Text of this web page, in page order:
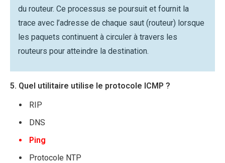
du routeur. Ce processus se poursuit et fournit la
trace avec l’adresse de chaque saut (routeur) lorsque
les paquets continuent à circuler à travers les
routeurs pour atteindre la destination.
5. Quel utilitaire utilise le protocole ICMP ?
RIP
DNS
Ping
Protocole NTP